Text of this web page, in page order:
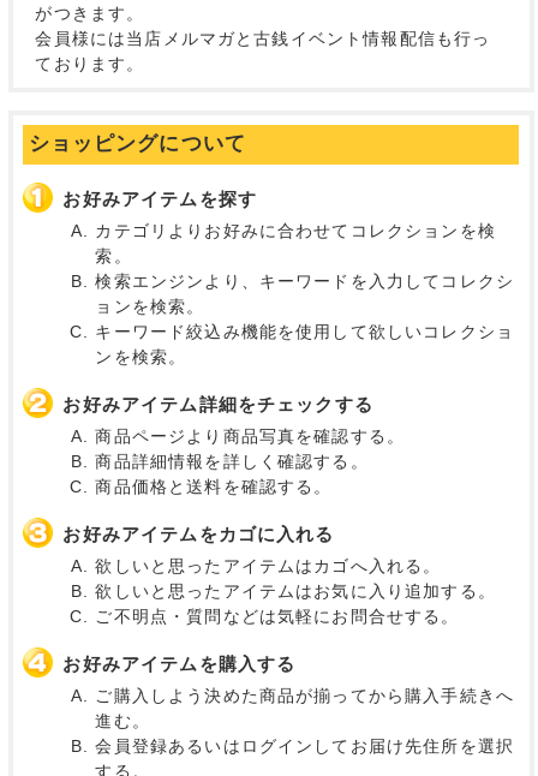
がつきます。
会員様には当店メルマガと古銭イベント情報配信も行っ
ております。
ショッピングについて
お好みアイテムを探す
カテゴリよりお好みに合わせてコレクションを検
索。
検索エンジンより、キーワードを入力してコレクシ
ョンを検索。
キーワード絞込み機能を使用して欲しいコレクショ
ンを検索。
お好みアイテム詳細をチェックする
商品ページより商品写真を確認する。
商品詳細情報を詳しく確認する。
商品価格と送料を確認する。
お好みアイテムをカゴに入れる
欲しいと思ったアイテムはカゴへ入れる。
欲しいと思ったアイテムはお気に入り追加する。
ご不明点・質問などは気軽にお問合せする。
お好みアイテムを購入する
ご購入しよう決めた商品が揃ってから購入手続きへ
進む。
会員登録あるいはログインしてお届け先住所を選択
する。